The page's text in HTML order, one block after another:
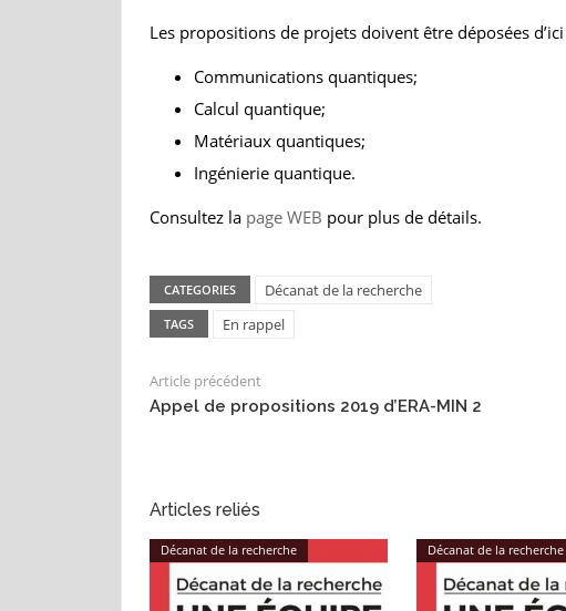
Les propositions de projets doivent être déposées
Communications quantiques;
Calcul quantique;
Matériaux quantiques;
Ingénierie quantique.
Consultez la page WEB pour plus de détails.
CATEGORIES Décanat de la recherche
TAGS En rappel
Article précédent
Appel de propositions 2019 d’ERA-MIN 2
Articles reliés
Décanat de la recherche Décanat de la recherche